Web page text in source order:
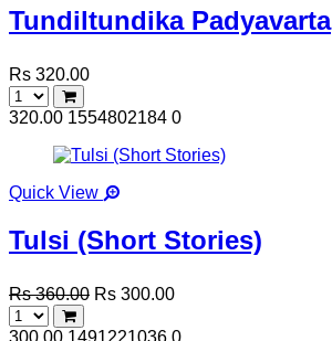
Tundiltundika Padyavarta
Rs 320.00
320.00 1554802184 0
Quick View
Tulsi (Short Stories)
Rs 360.00 Rs 300.00
300.00 1491221036 0